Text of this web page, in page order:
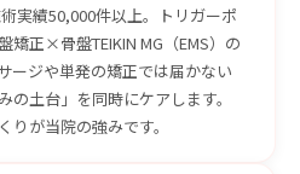
実績50,000件以上。トリガーポ
正×骨盤TEIKIN MG（EMS）の
ージや単発の矯正では届かない
の土台」を同時にケアします。
りが当院の強みです。